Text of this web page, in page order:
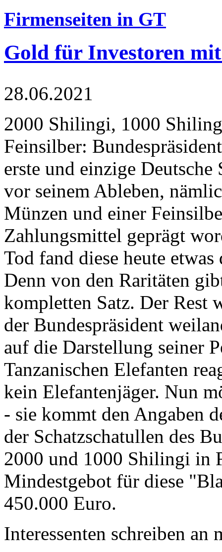
Firmenseiten in GT
Gold für Investoren
28.06.2021
2000 Shilingi, 1000
Feinsilber:
erste und einzige Deutsche
vor seinem Ableben,
Münzen und einer
Zahlungsmittel geprägt
Tod fand diese heute
Denn von den Raritäten
kompletten Satz. Der Rest
der Bundespräsident
auf die Darstellung seiner
Tanzanischen Elefanten
kein Elefantenjäger. Nun
- sie kommt den Angaben
der Schatzschatullen des
2000 und 1000 Shilingi in
Mindestgebot für diese
450.000 Euro.
Interessenten schreiben